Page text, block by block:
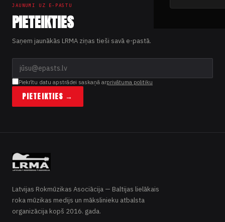
JAUNUMI UZ E-PASTU
PIETEIKTIES
Saņem jaunākās LRMA ziņas tieši savā e-pastā.
Piekrītu datu apstrādei saskaņā arprivātuma politiku
PIETEIKTIES →
Latvijas Rokmūzikas Asociācija — Baltijas lielākais
roka mūzikas medijs un mākslinieku atbalsta
organizācija kopš 2016. gada.